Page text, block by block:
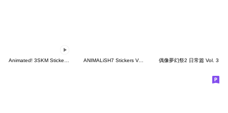
Animated! 3SKM Stickers Vol.2 ANIMALiSH7 Stickers Vol.1 偶像夢幻祭2 日常篇 Vol. 3